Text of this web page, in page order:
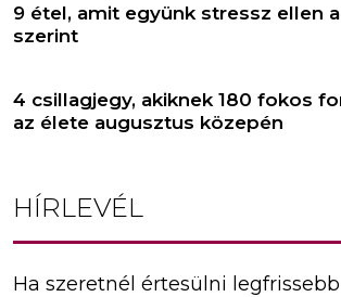
9 étel, amit együnk stressz ellen
szerint
4 csillagjegy, akiknek 180 fokos
az élete augusztus közepén
HÍRLEVÉL
Ha szeretnél értesülni